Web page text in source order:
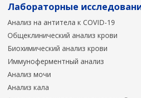
Лабораторные
Анализ на антитела к COVID-19
Общеклинический анализ крови
Биохимический анализ крови
Иммуноферментный анализ
Анализ мочи
Анализ кала